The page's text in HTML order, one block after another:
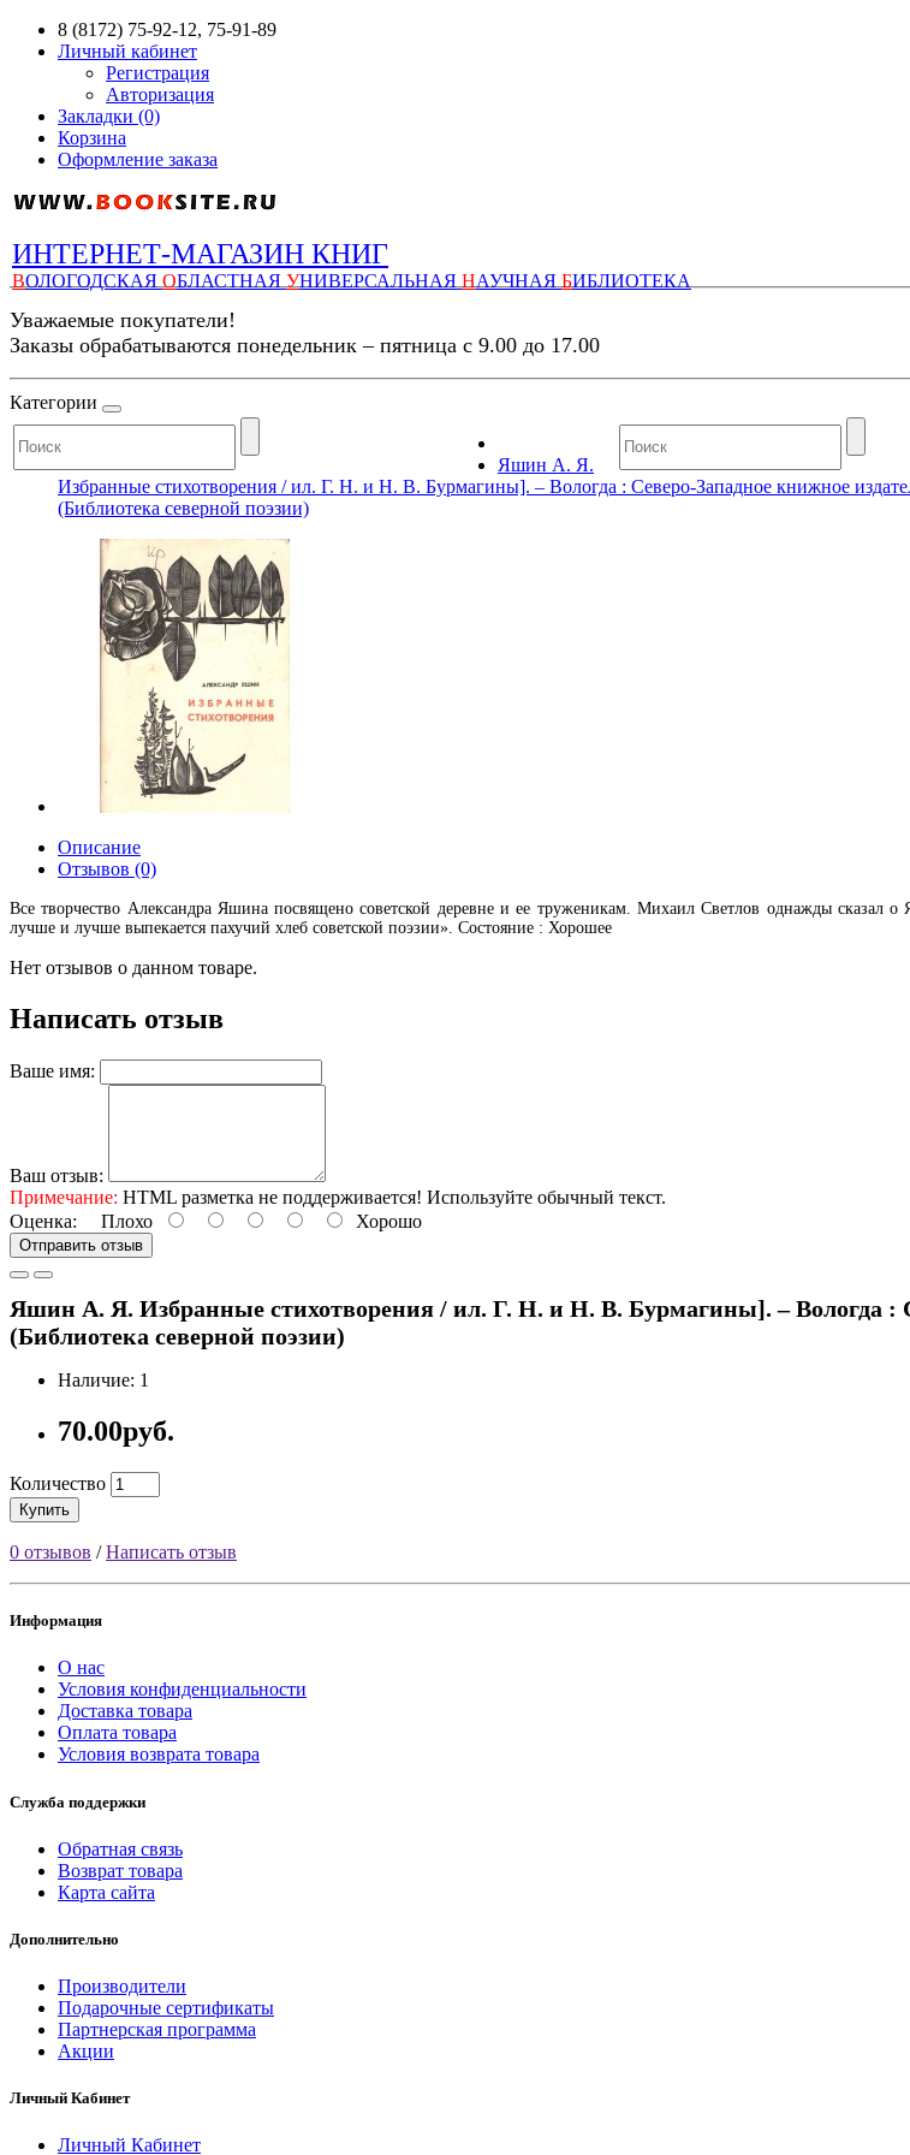
8 (8172) 75-92-12, 75-91-89
Личный кабинет
Регистрация
Авторизация
Закладки (0)
Корзина
Оформление заказа
ИНТЕРНЕТ-МАГАЗИН КНИГ
ВОЛОГОДСКАЯ ОБЛАСТНАЯ УНИВЕРСАЛЬНАЯ НАУЧНАЯ БИБЛИОТЕКА
Уважаемые покупатели!
Заказы обрабатываются понедельник – пятница с 9.00 до 17.00
Категории
Яшин А. Я.
Избранные стихотворения / ил. Г. Н. и Н. В. Бурмагины]. – Вологда : Северо-Западное книжное
(Библиотека северной поэзии)
Описание
Отзывов (0)
Все творчество Александра Яшина посвящено советской деревне и ее труженикам. Михаил Светлов однажды
лучше и лучше выпекается пахучий хлеб советской поэзии». Состояние : Хорошее
Нет отзывов о данном товаре.
Написать отзыв
Ваше имя:
Ваш отзыв:
Примечание: HTML разметка не поддерживается! Используйте обычный текст.
Оценка: Плохо Хорошо
Отправить отзыв
Яшин А. Я. Избранные стихотворения / ил. Г. Н. и Н. В. Бурмагины]. – Вологда :
(Библиотека северной поэзии)
Наличие: 1
70.00руб.
Количество
Купить
0 отзывов /Написать отзыв
Информация
О нас
Условия конфиденциальности
Доставка товара
Оплата товара
Условия возврата товара
Служба поддержки
Обратная связь
Возврат товара
Карта сайта
Дополнительно
Производители
Подарочные сертификаты
Партнерская программа
Акции
Личный Кабинет
Личный Кабинет